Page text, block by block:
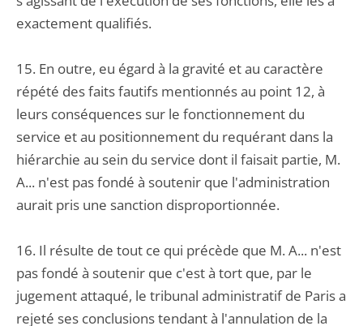
exactement qualifiés.
15. En outre, eu égard à la gravité et au caractère
répété des faits fautifs mentionnés au point 12, à
leurs conséquences sur le fonctionnement du
service et au positionnement du requérant dans la
hiérarchie au sein du service dont il faisait partie, M.
A... n'est pas fondé à soutenir que l'administration
aurait pris une sanction disproportionnée.
16. Il résulte de tout ce qui précède que M. A... n'est
pas fondé à soutenir que c'est à tort que, par le
jugement attaqué, le tribunal administratif de Paris a
rejeté ses conclusions tendant à l'annulation de la